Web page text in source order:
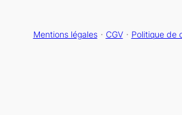
Mentions légales・ CGV・ Politique de